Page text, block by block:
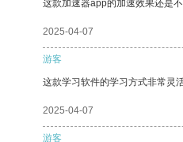
这款加速器app的加速效果还是
2025-04-07
游客
这款学习软件的学习方式非常灵
2025-04-07
游客